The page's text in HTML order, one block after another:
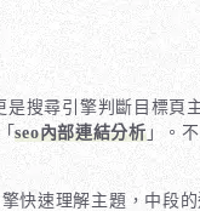
搜尋引擎判斷目標
seo內部連結分析」。
快速理解主題，中